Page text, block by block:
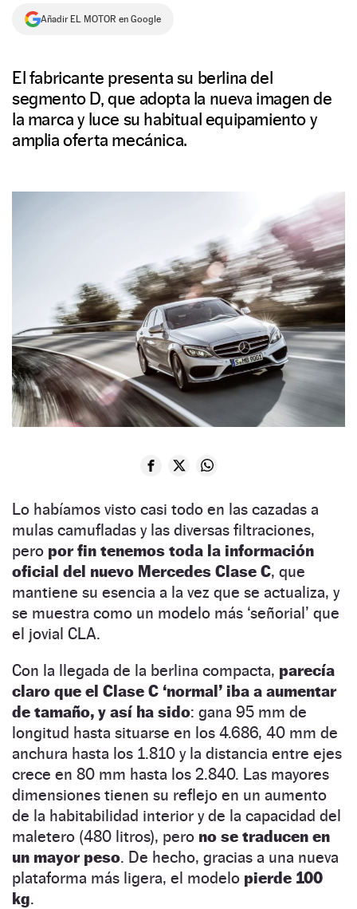
NEWSLETTER
SÍGUENOS
Añadir EL MOTOR en Google
El fabricante presenta su berlina del
segmento D, que adopta la nueva imagen de
la marca y luce su habitual equipamiento y
amplia oferta mecánica.
Lo habíamos visto casi todo en las cazadas a
mulas camufladas y las diversas filtraciones,
pero por fin tenemos toda la información
oficial del nuevo Mercedes Clase C, que
mantiene su esencia a la vez que se actualiza, y
se muestra como un modelo más ‘señorial’ que
el jovial CLA.
Con la llegada de la berlina compacta, parecía
claro que el Clase C ‘normal’ iba a aumentar
de tamaño, y así ha sido: gana 95 mm de
longitud hasta situarse en los 4.686, 40 mm de
anchura hasta los 1.810 y la distancia entre ejes
crece en 80 mm hasta los 2.840. Las mayores
dimensiones tienen su reflejo en un aumento
de la habitabilidad interior y de la capacidad del
maletero (480 litros), pero no se traducen en
un mayor peso. De hecho, gracias a una nueva
plataforma más ligera, el modelo pierde 100
kg.